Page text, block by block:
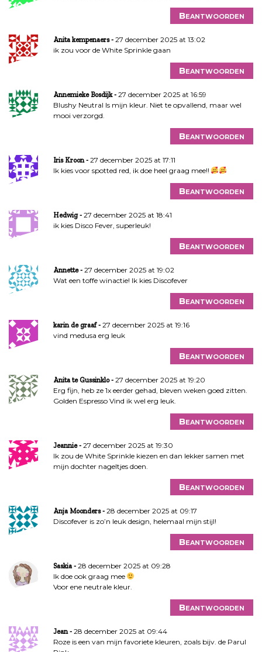
Beantwoorden
Anita kempenaers
27 december 2025 at 13:02
ik zou voor de White Sprinkle gaan
Beantwoorden
Annemieke Bosdijk
27 december 2025 at 16:59
Blushy Neutral Is mijn kleur. Niet te opvallend, maar wel
mooi verzorgd.
Beantwoorden
Iris Kroon
27 december 2025 at 17:11
Ik kies voor spotted red, ik doe heel graag mee!!
Beantwoorden
Hedwig
27 december 2025 at 18:41
ik kies Disco Fever, superleuk!
Beantwoorden
Annette
27 december 2025 at 19:02
Wat een toffe winactie! Ik kies Discofever
Beantwoorden
karin de graaf
27 december 2025 at 19:16
vind medusa erg leuk
Beantwoorden
Anita te Gussinklo
27 december 2025 at 19:20
Erg fijn, heb ze 1x eerder gehad, bleven weken goed zitten.
Golden Espresso Vind ik wel erg leuk.
Beantwoorden
Jeannie
27 december 2025 at 19:30
Ik zou de White Sprinkle kiezen en dan lekker samen met
mijn dochter nageltjes doen.
Beantwoorden
Anja Moonders
28 december 2025 at 09:17
Discofever is zo’n leuk design, helemaal mijn stijl!
Beantwoorden
Saskia
28 december 2025 at 09:28
Ik doe ook graag mee
Voor ene neutrale kleur.
Beantwoorden
Jean
28 december 2025 at 09:44
Roze is een van mijn favoriete kleuren, zoals bijv. de Parul